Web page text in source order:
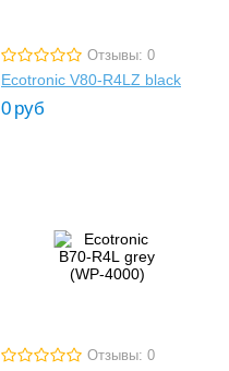
Отзывы: 0
Ecotronic V80-R4LZ black
0 руб
Отзывы: 0